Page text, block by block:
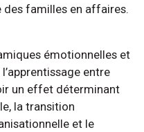
familles en affaires.
émotionnelles et
entre
un effet déterminant
la transition
et le